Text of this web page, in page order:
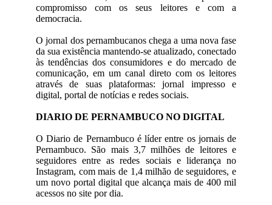
compromisso com os seus leitores e com a
democracia.
O jornal dos pernambucanos chega a uma nova fase
da sua existência mantendo-se atualizado, conectado
às tendências dos consumidores e do mercado de
comunicação, em um canal direto com os leitores
através de suas plataformas: jornal impresso e
digital, portal de notícias e redes sociais.
DIARIO DE PERNAMBUCO NO DIGITAL
O Diario de Pernambuco é líder entre os jornais de
Pernambuco. São mais 3,7 milhões de leitores e
seguidores entre as redes sociais e liderança no
Instagram, com mais de 1,4 milhão de seguidores, e
um novo portal digital que alcança mais de 400 mil
acessos no site por dia.